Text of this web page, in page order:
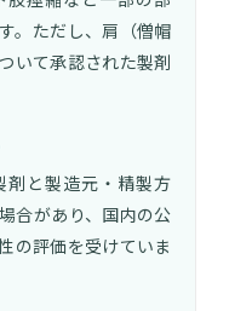
。ただし、肩（僧帽
いて承認された製剤
剤と製造元・精製方
合があり、国内の公
の評価を受けていま